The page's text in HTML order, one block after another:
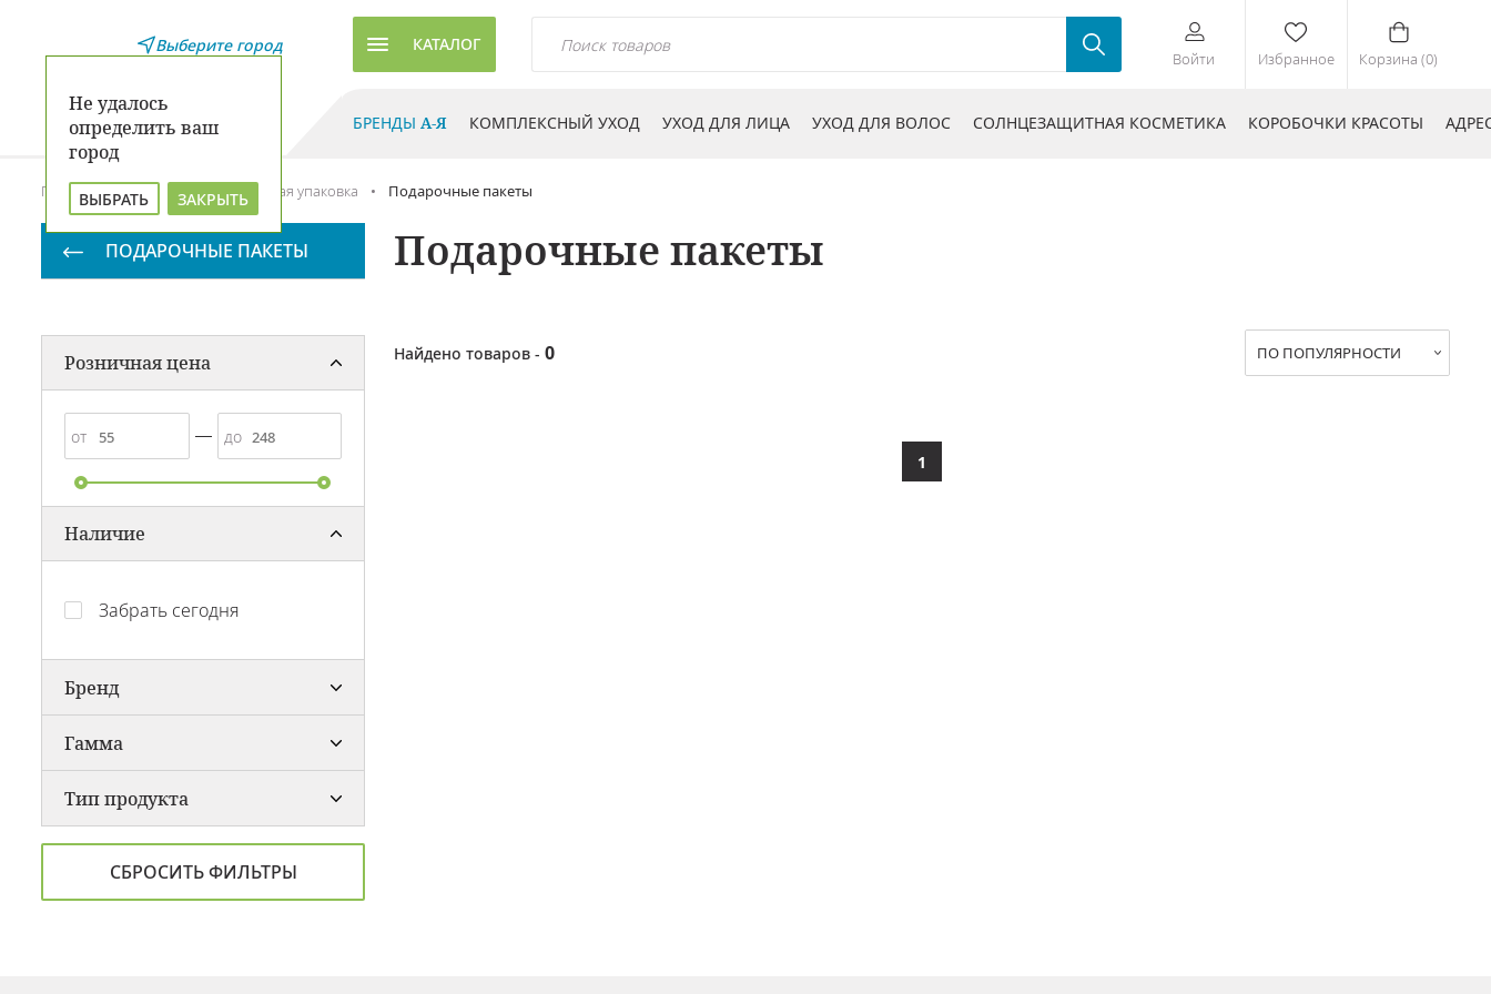
Выберите город
Не удалось
определить ваш
город
ВЫБРАТЬ ЗАКРЫТЬ
КАТАЛОГ
Войти Избранное Корзина (0)
БРЕНДЫ А-Я КОМПЛЕКСНЫЙ УХОД УХОД ДЛЯ ЛИЦА УХОД ДЛЯ ВОЛОС СОЛНЦЕЗАЩИТНАЯ КОСМЕТИКА КОРОБОЧКИ КРАСОТЫ
Главная Каталог Подарочная упаковка Подарочные пакеты
Подарочные пакеты
Найдено товаров - 0
1
ПОДАРОЧНЫЕ ПАКЕТЫ
Розничная цена
от до
Наличие
Забрать сегодня
Бренд
Гамма
Тип продукта